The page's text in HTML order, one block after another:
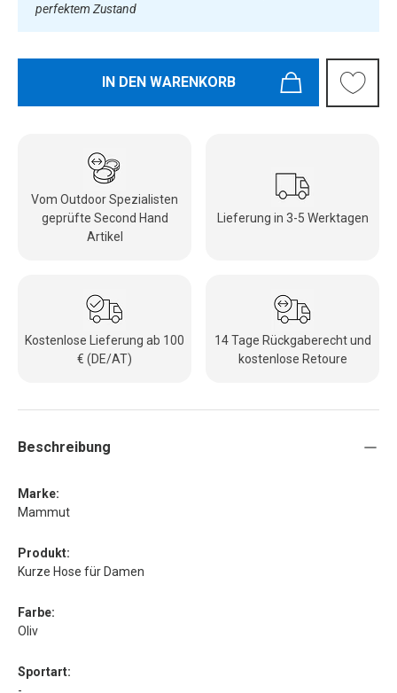
perfektem Zustand
IN DEN WARENKORB
Vom Outdoor Spezialisten
geprüfte Second Hand
Artikel
Lieferung in 3-5 Werktagen
Kostenlose Lieferung ab 100
€ (DE/AT)
14 Tage Rückgaberecht und
kostenlose Retoure
Beschreibung
Marke:
Mammut
Produkt:
Kurze Hose für Damen
Farbe:
Oliv
Sportart: